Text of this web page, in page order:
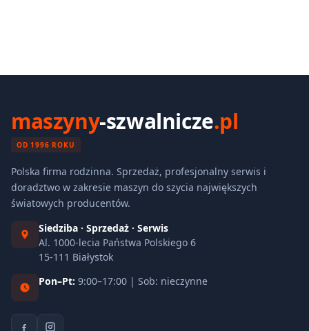
maszyny-szwalnicze.pl
OD 1996 ROKU
Polska firma rodzinna. Sprzedaż, profesjonalny serwis i
doradztwo w zakresie maszyn do szycia największych
światowych producentów.
Siedziba · Sprzedaż · Serwis
Al. 1000-lecia Państwa Polskiego 6
15-111 Białystok
Pon–Pt: 9:00–17:00 | Sob: nieczynne